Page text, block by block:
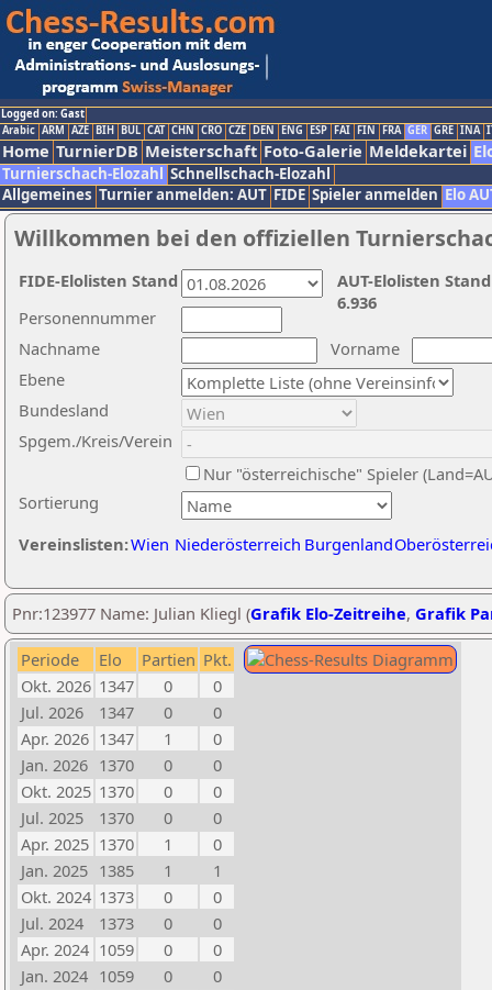
Logged on: Gast
Arabic ARM AZE BIH BUL CAT CHN CRO CZE DEN ENG ESP FAI FIN FRA GER GRE INA
Home TurnierDB Meisterschaft Foto-Galerie Meldekartei
Turnierschach-Elozahl Schnellschach-Elozahl
Allgemeines Turnier anmelden: AUT FIDE Spieler anmelden Elo
Willkommen bei den offiziellen
Nachname
Vorname
Ebene
Sortierung
Personennummer
Bundesland
Spgem./Kreis/Verein
Nur "österreichische" Spieler
Vereinslisten:Wien Niederösterreich Burgenland
AUT-Elolisten
6.936
FIDE-Elolisten Stand
Pnr:123977 Name: Julian Kliegl (Grafik Elo-Zeitreihe, Grafik
Periode Elo Partien Pkt.
Okt. 2026 1347 0
0
Jul. 2026
1347 0
0
Apr. 2026 1347 1
0
Jan. 2026 1370 0
0
Okt. 2025 1370 0
0
Jul. 2025
1370 0
0
Apr. 2025 1370 1
0
Jan. 2025 1385 1
1
Okt. 2024 1373 0
0
Jul. 2024
1373 0
0
Apr. 2024 1059 0
0
Jan. 2024 1059 0
0